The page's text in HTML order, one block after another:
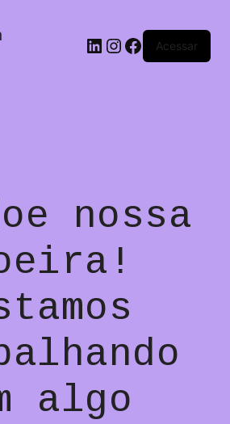
LinkedIn
Instagram
Facebook
Acessar
nossa
algo